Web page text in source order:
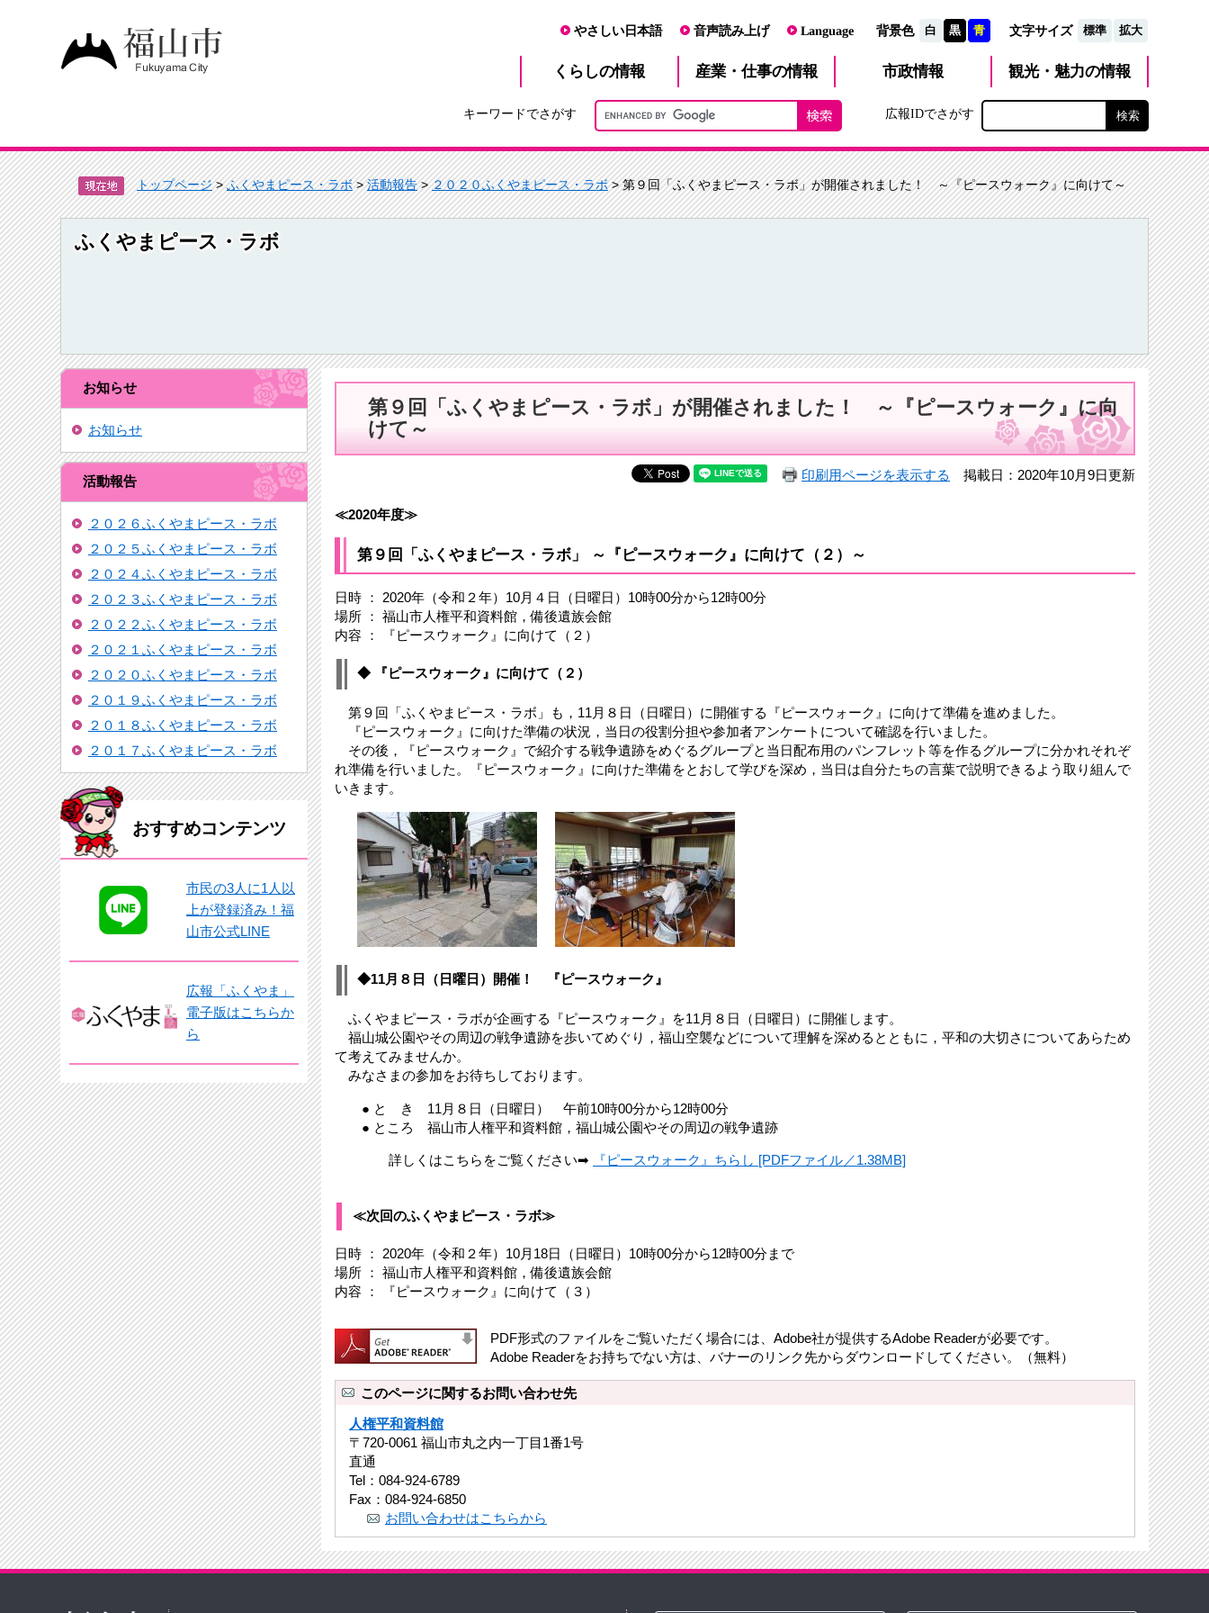
やさしい日本語 音声読み上げ Language 背景色 白 黒 青 文字サイズ 標準 拡大
くらしの情報 産業・仕事の情報 市政情報 観光・魅力の情報
キーワードでさがす 広報IDでさがす
トップページ>ふくやまピース・ラボ>活動報告>２０２０ふくやまピース・ラボ> 第９回「ふくやまピース・ラボ」が開催されました！ ～『ピースウォーク』に向けて～
ふくやまピース・ラボ
お知らせ
お知らせ
活動報告
２０２６ふくやまピース・ラボ
２０２５ふくやまピース・ラボ
２０２４ふくやまピース・ラボ
２０２３ふくやまピース・ラボ
２０２２ふくやまピース・ラボ
２０２１ふくやまピース・ラボ
２０２０ふくやまピース・ラボ
２０１９ふくやまピース・ラボ
２０１８ふくやまピース・ラボ
２０１７ふくやまピース・ラボ
おすすめコンテンツ
市民の3人に1人以
上が登録済み！福
山市公式LINE
広報「ふくやま」
電子版はこちらか
ら
第９回「ふくやまピース・ラボ」が開催されました！ ～『ピースウォーク』に向
けて～
印刷用ページを表示する 掲載日：2020年10月9日更新
≪2020年度≫
第９回「ふくやまピース・ラボ」 ～『ピースウォーク』に向けて（２）～
日時 ： 2020年（令和２年）10月４日（日曜日）10時00分から12時00分
場所 ： 福山市人権平和資料館，備後遺族会館
内容 ： 『ピースウォーク』に向けて（２）
◆ 『ピースウォーク』に向けて（２）
第９回「ふくやまピース・ラボ」も，11月８日（日曜日）に開催する『ピースウォーク』に向けて準備を進めました。
『ピースウォーク』に向けた準備の状況，当日の役割分担や参加者アンケートについて確認を行いました。
その後，『ピースウォーク』で紹介する戦争遺跡をめぐるグループと当日配布用のパンフレット等を作るグループに分かれそれぞ
れ準備を行いました。『ピースウォーク』に向けた準備をとおして学びを深め，当日は自分たちの言葉で説明できるよう取り組んで
いきます。
◆11月８日（日曜日）開催！ 『ピースウォーク』
ふくやまピース・ラボが企画する『ピースウォーク』を11月８日（日曜日）に開催します。
福山城公園やその周辺の戦争遺跡を歩いてめぐり，福山空襲などについて理解を深めるとともに，平和の大切さについてあらため
て考えてみませんか。
みなさまの参加をお待ちしております。
● と き 11月８日（日曜日） 午前10時00分から12時00分
● ところ 福山市人権平和資料館，福山城公園やその周辺の戦争遺跡
詳しくはこちらをご覧ください➡ 『ピースウォーク』ちらし [PDFファイル／1.38MB]
≪次回のふくやまピース・ラボ≫
日時 ： 2020年（令和２年）10月18日（日曜日）10時00分から12時00分まで
場所 ： 福山市人権平和資料館，備後遺族会館
内容 ： 『ピースウォーク』に向けて（３）
PDF形式のファイルをご覧いただく場合には、Adobe社が提供するAdobe Readerが必要です。
Adobe Readerをお持ちでない方は、バナーのリンク先からダウンロードしてください。（無料）
このページに関するお問い合わせ先
人権平和資料館
〒720-0061 福山市丸之内一丁目1番1号
直通
Tel：084-924-6789
Fax：084-924-6850
お問い合わせはこちらから